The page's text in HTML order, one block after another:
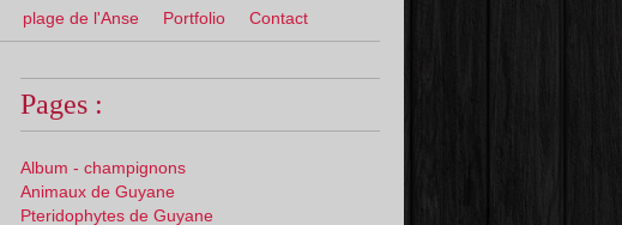
plage de l'Anse Portfolio Contact
Pages :
Album - champignons
Animaux de Guyane
Pteridophytes de Guyane